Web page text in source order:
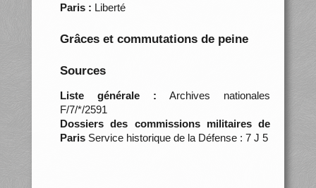
Paris : Liberté
Grâces et commutations de peine
Sources
Liste générale : Archives nationales
F/7/*/2591
Dossiers des commissions militaires de
ParisService historique de la Défense : 7 J 5